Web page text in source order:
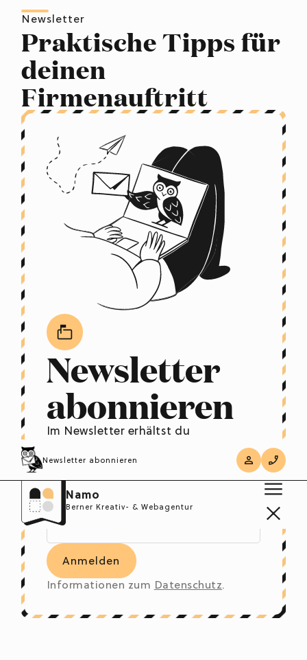
Newsletter abonnieren
Namo
Berner Kreativ- & Webagentur
Newsletter
Praktische Tipps für
deinen
Firmenauftritt
Newsletter
abonnieren
Im Newsletter erhältst du
regelmässig praktische Tipps, um den
Firma zu optimieren.
Informationen zum Datenschutz.